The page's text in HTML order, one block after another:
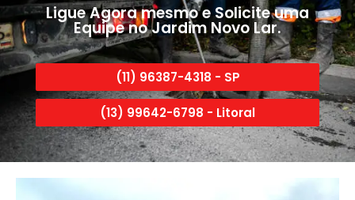
Ligue Agora mesmo e Solicite uma
Equipe no Jardim Novo Lar.
(11) 96387-4318 - SP
(13) 99642-6798 - Litoral